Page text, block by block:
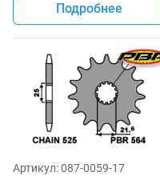
Подробнее
Артикул:087-0059-17